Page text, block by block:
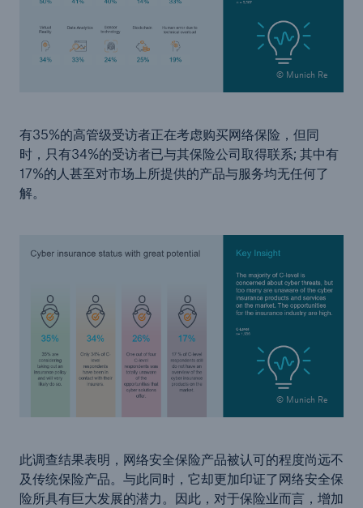
© Munich Re
有35%的高管级受访者正在考虑购买网络保险，但同
时，只有34%的受访者已与其保险公司取得联系; 其中有
17%的人甚至对市场上所提供的产品与服务均无任何了
解。
© Munich Re
此调查结果表明，网络安全保险产品被认可的程度尚远不
及传统保险产品。与此同时，它却更加印证了网络安全保
险所具有巨大发展的潜力。因此，对于保险业而言，增加